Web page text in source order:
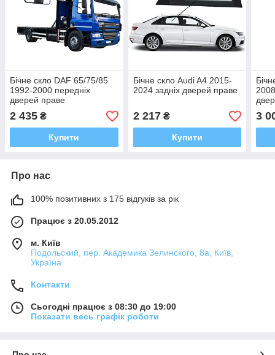
Бічне скло DAF 65/75/85
1992-2000 передніх
дверей праве
2 435 ₴
Купити
Бічне скло Audi A4 2015-
2024 задніх дверей праве
2 217₴
Купити
3
Про нас
100% позитивних з 175 відгуків за рік
Працює з 20.05.2012
м. Київ
Подольский, пер. Академика Зелинского, 8а, Київ,
Україна
Контакти
Сьогодні працює з 08:30 до 19:00
Показати весь графік роботи